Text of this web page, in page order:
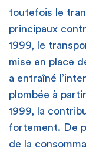
toutefois le
principaux
1999, le
mise en place
a entraîné
plombée à
1999, la
fortement. De
de la